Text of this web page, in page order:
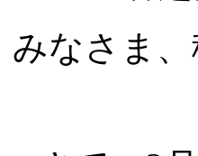
みなさま